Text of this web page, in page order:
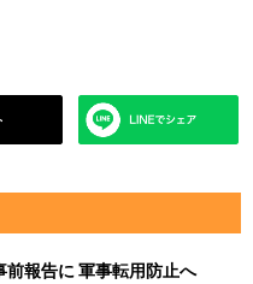
前報告に 軍事転用防止へ